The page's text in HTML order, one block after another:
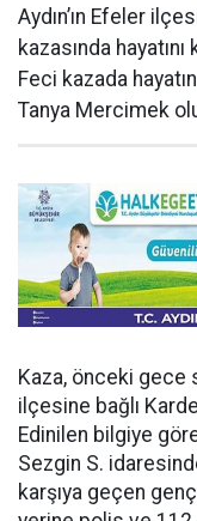
Aydın’ın Efeler
kazasında
Feci kazada
Tanya Mercimek
Kaza, önceki gece
ilçesine bağlı
Edinilen bilgiye
Sezgin S.
karşıya geçen